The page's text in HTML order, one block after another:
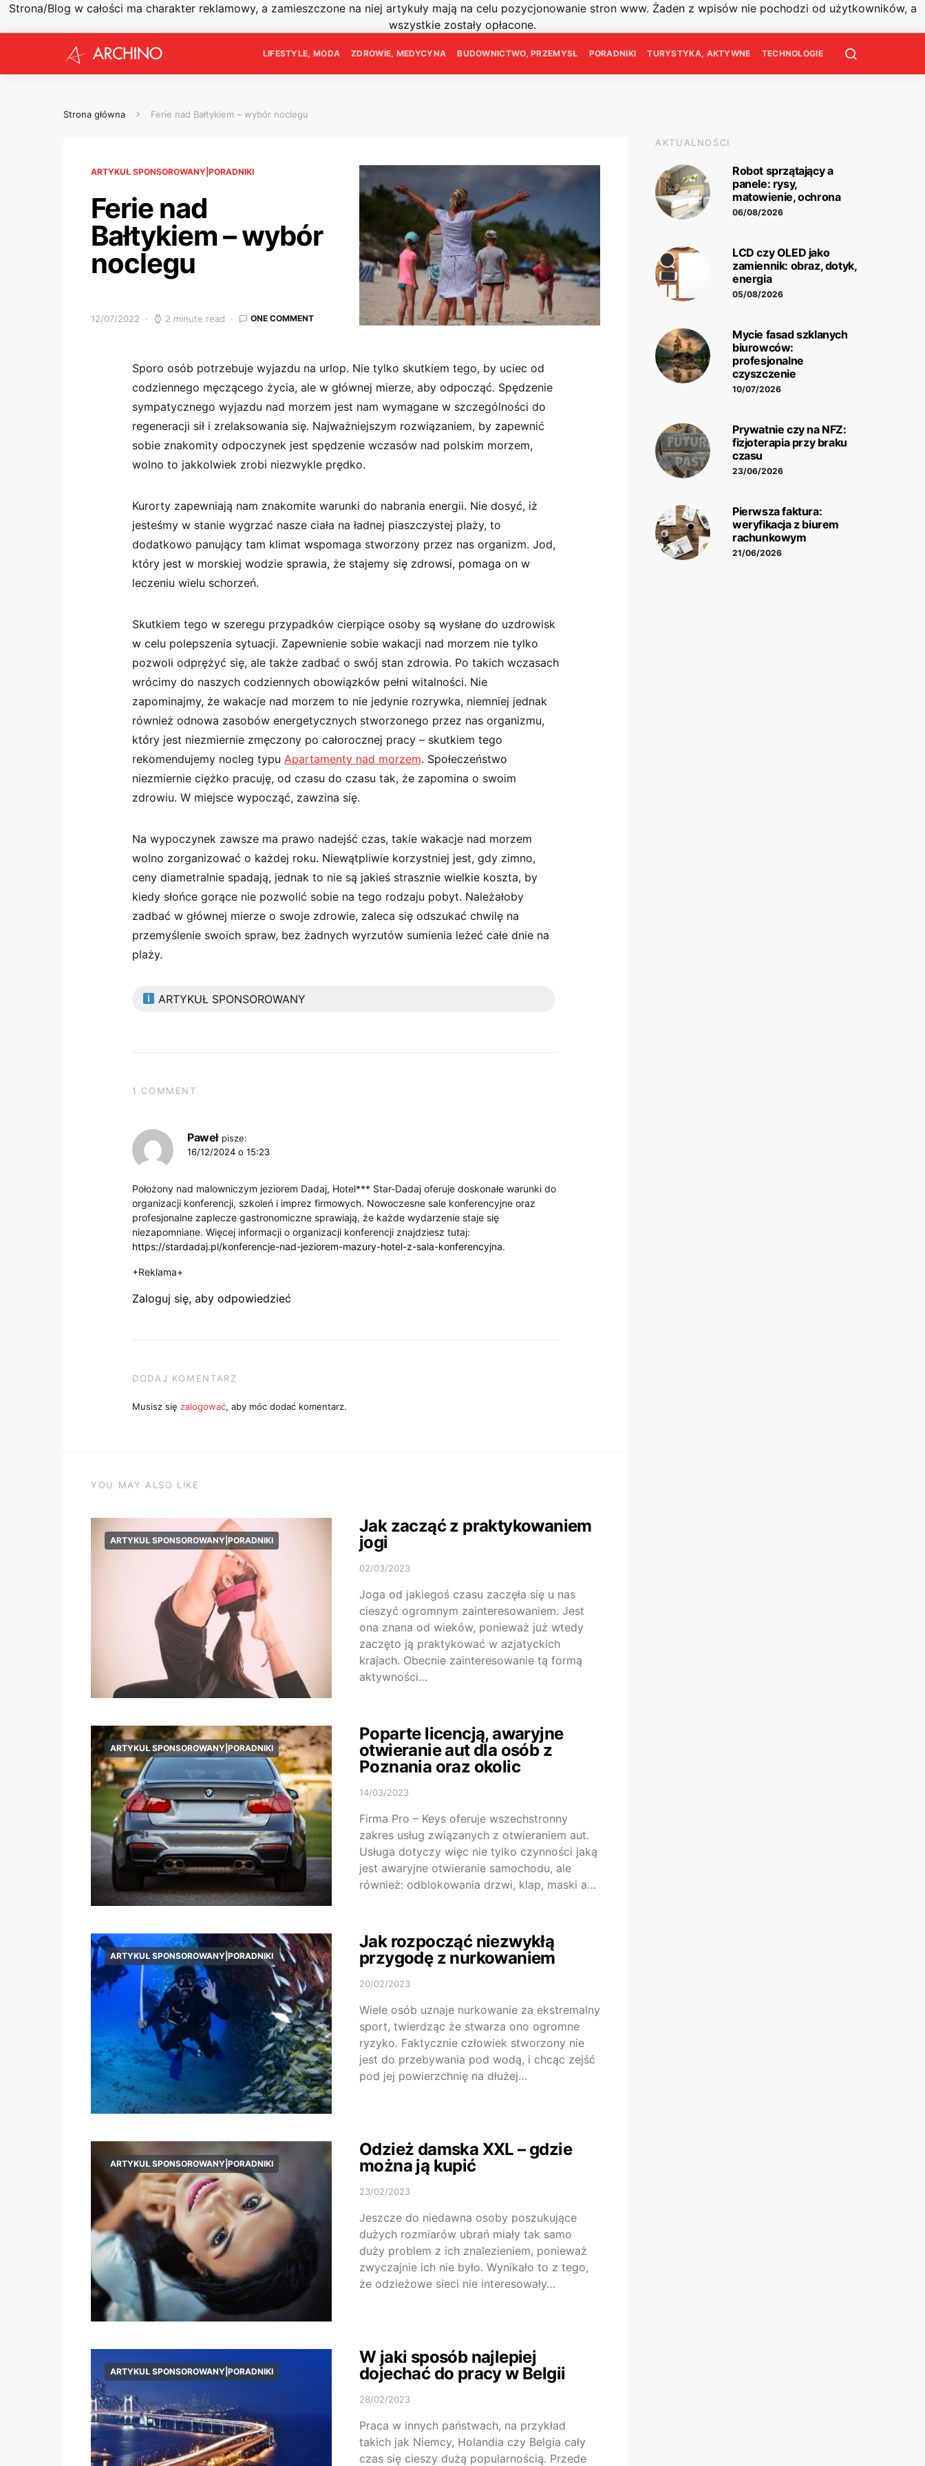
Strona/Blog w całości ma charakter reklamowy, a zamieszczone na niej artykuły mają na celu pozycjonowanie stron www. Żaden z wpisów nie pochodzi od użytkowników, a
wszystkie zostały opłacone.
LIFESTYLE, MODA ZDROWIE, MEDYCYNA BUDOWNICTWO, PRZEMYSŁ PORADNIKI TURYSTYKA, AKTYWNE TECHNOLOGIE
Strona główna Ferie nad Bałtykiem – wybór noclegu
ARTYKUŁ SPONSOROWANY|PORADNIKI
Ferie nad
Bałtykiem – wybór
noclegu
12/07/2022 2 minute read ONE COMMENT
Sporo osób potrzebuje wyjazdu na urlop. Nie tylko skutkiem tego, by uciec od
codziennego męczącego życia, ale w głównej mierze, aby odpocząć. Spędzenie
sympatycznego wyjazdu nad morzem jest nam wymagane w szczególności do
regeneracji sił i zrelaksowania się. Najważniejszym rozwiązaniem, by zapewnić
sobie znakomity odpoczynek jest spędzenie wczasów nad polskim morzem,
wolno to jakkolwiek zrobi niezwykle prędko.
Kurorty zapewniają nam znakomite warunki do nabrania energii. Nie dosyć, iż
jesteśmy w stanie wygrzać nasze ciała na ładnej piaszczystej plaży, to
dodatkowo panujący tam klimat wspomaga stworzony przez nas organizm. Jod,
który jest w morskiej wodzie sprawia, że stajemy się zdrowsi, pomaga on w
leczeniu wielu schorzeń.
Skutkiem tego w szeregu przypadków cierpiące osoby są wysłane do uzdrowisk
w celu polepszenia sytuacji. Zapewnienie sobie wakacji nad morzem nie tylko
pozwoli odprężyć się, ale także zadbać o swój stan zdrowia. Po takich wczasach
wrócimy do naszych codziennych obowiązków pełni witalności. Nie
zapominajmy, że wakacje nad morzem to nie jedynie rozrywka, niemniej jednak
również odnowa zasobów energetycznych stworzonego przez nas organizmu,
który jest niezmiernie zmęczony po całorocznej pracy – skutkiem tego
rekomendujemy nocleg typu Apartamenty nad morzem. Społeczeństwo
niezmiernie ciężko pracuję, od czasu do czasu tak, że zapomina o swoim
zdrowiu. W miejsce wypocząć, zawzina się.
Na wypoczynek zawsze ma prawo nadejść czas, takie wakacje nad morzem
wolno zorganizować o każdej roku. Niewątpliwie korzystniej jest, gdy zimno,
ceny diametralnie spadają, jednak to nie są jakieś strasznie wielkie koszta, by
kiedy słońce gorące nie pozwolić sobie na tego rodzaju pobyt. Należałoby
zadbać w głównej mierze o swoje zdrowie, zaleca się odszukać chwilę na
przemyślenie swoich spraw, bez żadnych wyrzutów sumienia leżeć całe dnie na
plaży.
ARTYKUŁ SPONSOROWANY
1 COMMENT
Paweł pisze:
16/12/2024 o 15:23
Położony nad malowniczym jeziorem Dadaj, Hotel*** Star-Dadaj oferuje doskonałe warunki do
organizacji konferencji, szkoleń i imprez firmowych. Nowoczesne sale konferencyjne oraz
profesjonalne zaplecze gastronomiczne sprawiają, że każde wydarzenie staje się
niezapomniane. Więcej informacji o organizacji konferencji znajdziesz tutaj:
https://stardadaj.pl/konferencje-nad-jeziorem-mazury-hotel-z-sala-konferencyjna.
+Reklama+
Zaloguj się, aby odpowiedzieć
DODAJ KOMENTARZ
Musisz się zalogować, aby móc dodać komentarz.
YOU MAY ALSO LIKE
ARTYKUŁ SPONSOROWANY|PORADNIKI
Jak zacząć z praktykowaniem
jogi
02/03/2023
Joga od jakiegoś czasu zaczęła się u nas
cieszyć ogromnym zainteresowaniem. Jest
ona znana od wieków, ponieważ już wtedy
zaczęto ją praktykować w azjatyckich
krajach. Obecnie zainteresowanie tą formą
aktywności…
ARTYKUŁ SPONSOROWANY|PORADNIKI
Poparte licencją, awaryjne
otwieranie aut dla osób z
Poznania oraz okolic
14/03/2023
Firma Pro – Keys oferuje wszechstronny
zakres usług związanych z otwieraniem aut.
Usługa dotyczy więc nie tylko czynności jaką
jest awaryjne otwieranie samochodu, ale
również: odblokowania drzwi, klap, maski a…
ARTYKUŁ SPONSOROWANY|PORADNIKI
Jak rozpocząć niezwykłą
przygodę z nurkowaniem
20/02/2023
Wiele osób uznaje nurkowanie za ekstremalny
sport, twierdząc że stwarza ono ogromne
ryzyko. Faktycznie człowiek stworzony nie
jest do przebywania pod wodą, i chcąc zejść
pod jej powierzchnię na dłużej…
ARTYKUŁ SPONSOROWANY|PORADNIKI
Odzież damska XXL – gdzie
można ją kupić
23/02/2023
Jeszcze do niedawna osoby poszukujące
dużych rozmiarów ubrań miały tak samo
duży problem z ich znalezieniem, ponieważ
zwyczajnie ich nie było. Wynikało to z tego,
że odzieżowe sieci nie interesowały…
ARTYKUŁ SPONSOROWANY|PORADNIKI
W jaki sposób najlepiej
dojechać do pracy w Belgii
28/02/2023
Praca w innych państwach, na przykład
takich jak Niemcy, Holandia czy Belgia cały
czas się cieszy dużą popularnością. Przede
AKTUALNOŚCI
Robot sprzątający a
panele: rysy,
matowienie, ochrona
06/08/2026
LCD czy OLED jako
zamiennik: obraz, dotyk,
energia
05/08/2026
Mycie fasad szklanych
biurowców:
profesjonalne
czyszczenie
10/07/2026
Prywatnie czy na NFZ:
fizjoterapia przy braku
czasu
23/06/2026
Pierwsza faktura:
weryfikacja z biurem
rachunkowym
21/06/2026